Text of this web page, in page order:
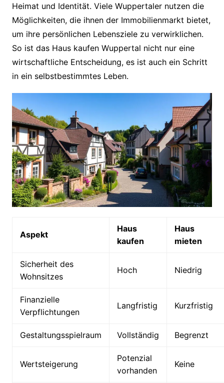
Heimat und Identität. Viele Wuppertaler nutzen die
Möglichkeiten, die ihnen der Immobilienmarkt bietet,
um ihre persönlichen Lebensziele zu verwirklichen.
So ist das Haus kaufen Wuppertal nicht nur eine
wirtschaftliche Entscheidung, es ist auch ein Schritt
in ein selbstbestimmtes Leben.
Aspekt
Haus
kaufen
Haus
mieten
Sicherheit des
Wohnsitzes
Hoch Niedrig
Finanzielle
Verpflichtungen
Langfristig Kurzfristig
Gestaltungsspielraum Vollständig Begrenzt
Wertsteigerung
Potenzial
vorhanden
Keine